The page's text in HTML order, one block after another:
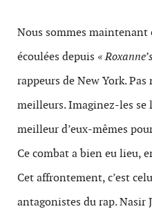
Nous sommes maintenant
écoulées depuis «
rappeurs de New York.
meilleurs. Imaginez-les
meilleur d’eux-mêmes
Ce combat a bien eu lieu,
Cet affrontement, c’est
antagonistes du rap. Nasir